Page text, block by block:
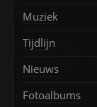
Muziek
Tijdlijn
Nieuws
Fotoalbums